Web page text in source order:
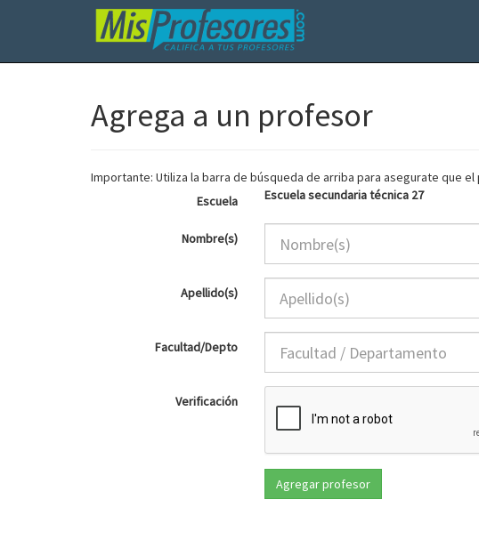
Agrega a un profesor
Importante: Utiliza la barra de búsqueda de arriba para asegurate que
Escuela
Escuela secundaria técnica 27
Nombre(s)
Apellido(s)
Facultad/Depto
Verificación